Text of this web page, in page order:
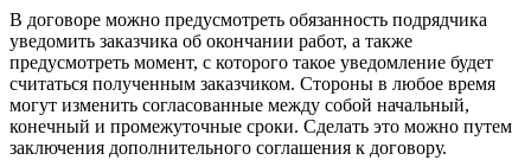
В договоре можно предусмотреть обязанность подрядчика
уведомить заказчика об окончании работ, а также
предусмотреть момент, с которого такое уведомление будет
считаться полученным заказчиком. Стороны в любое время
могут изменить согласованные между собой начальный,
конечный и промежуточные сроки. Сделать это можно путем
заключения дополнительного соглашения к договору.